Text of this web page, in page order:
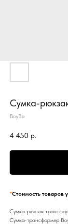
Сумка-
BoyBo
4 450 р.
*Стоимость товаров
Сумка-рюкзак
Сумка-трансформер